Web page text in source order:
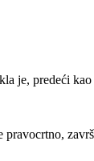
je, predeći
pravocrtno,